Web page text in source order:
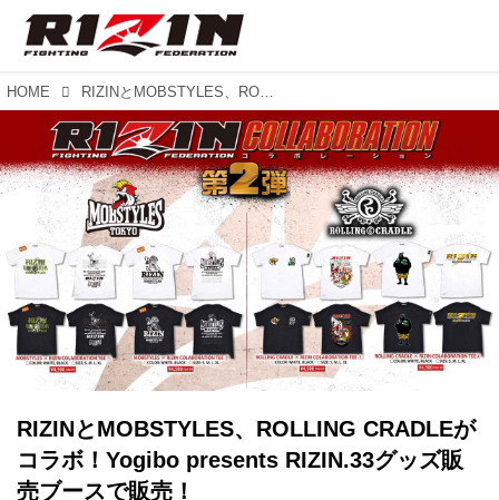
HOME RIZINとMOBSTYLES、ROLLING CRADLEがコラボ！Yogibo presents RIZIN.33グッズ販売ブースで販売！
RIZINとMOBSTYLES、ROLLING CRADLEが
コラボ！Yogibo presents RIZIN.33グッズ販
売ブースで販売！